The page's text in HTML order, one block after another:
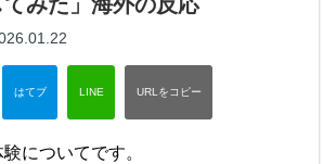
についてです。